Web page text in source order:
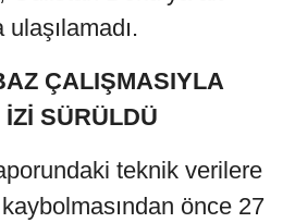
ÇALIŞMASIYLA
SÜRÜLDÜ
teknik verilere
önce 27